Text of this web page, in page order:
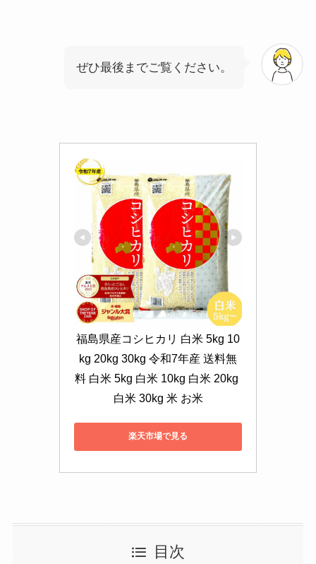
ぜひ最後までご覧ください。
福島県産コシヒカリ 白米 5kg 10
kg 20kg 30kg 令和7年産 送料無
料 白米 5kg 白米 10kg 白米 20kg
白米 30kg 米 お米
楽天市場で見る
目次